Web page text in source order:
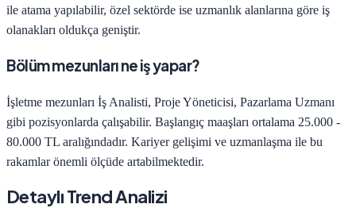
ile atama yapılabilir, özel sektörde ise uzmanlık alanlarına göre iş
olanakları oldukça geniştir.
Bölüm mezunları ne iş yapar?
İşletme mezunları İş Analisti, Proje Yöneticisi, Pazarlama Uzmanı
gibi pozisyonlarda çalışabilir. Başlangıç maaşları ortalama 25.000 -
80.000 TL aralığındadır. Kariyer gelişimi ve uzmanlaşma ile bu
rakamlar önemli ölçüde artabilmektedir.
Detaylı Trend Analizi